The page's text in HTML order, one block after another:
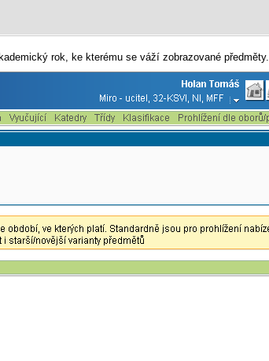
rok, ke kterému se váží zobrazované předměty.